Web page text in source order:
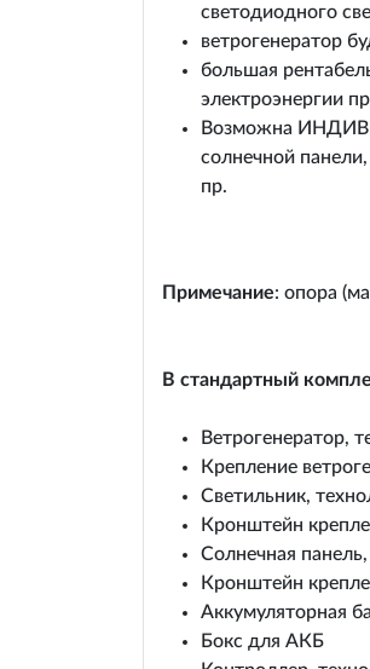
светодиодного
ветрогенератор
большая
электроэнергии
Возможна
солнечной
пр.
Примечание: опора
В стандартный
Ветрогенератор,
Крепление
Светильник,
Кронштейн
Солнечная
Кронштейн
Аккумуляторная
Бокс для АКБ